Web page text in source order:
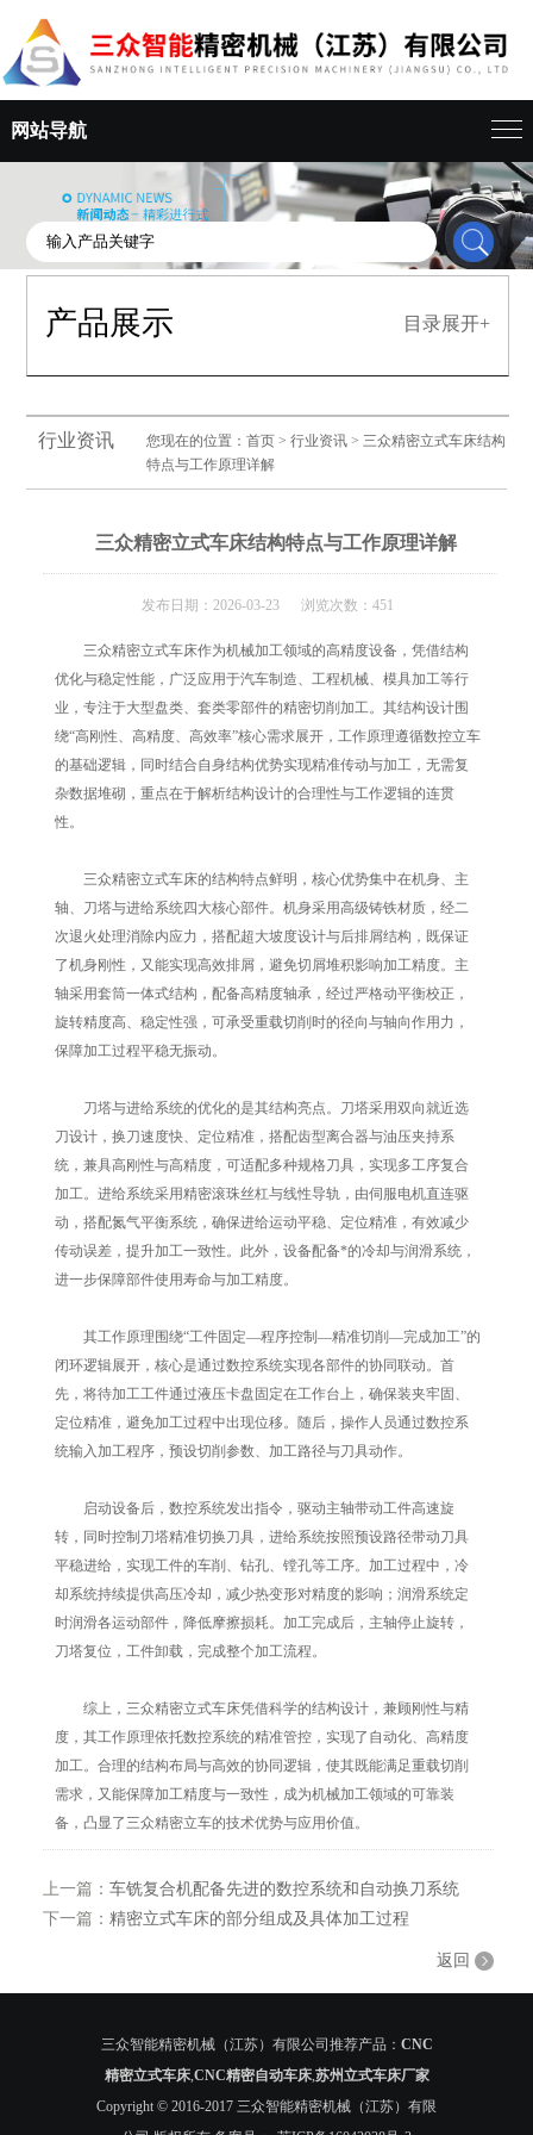
网站导航
产品展示 目录展开+
行业资讯 您现在的位置：首页 >行业资讯 > 三众精密立式车床结构
特点与工作原理详解
三众精密立式车床结构特点与工作原理详解
发布日期：2026-03-23 浏览次数：451
三众精密立式车床作为机械加工领域的高精度设备，凭借结构
优化与稳定性能，广泛应用于汽车制造、工程机械、模具加工等行
业，专注于大型盘类、套类零部件的精密切削加工。其结构设计围
绕“高刚性、高精度、高效率”核心需求展开，工作原理遵循数控立车
的基础逻辑，同时结合自身结构优势实现精准传动与加工，无需复
杂数据堆砌，重点在于解析结构设计的合理性与工作逻辑的连贯
性。
三众精密立式车床的结构特点鲜明，核心优势集中在机身、主
轴、刀塔与进给系统四大核心部件。机身采用高级铸铁材质，经二
次退火处理消除内应力，搭配超大坡度设计与后排屑结构，既保证
了机身刚性，又能实现高效排屑，避免切屑堆积影响加工精度。主
轴采用套筒一体式结构，配备高精度轴承，经过严格动平衡校正，
旋转精度高、稳定性强，可承受重载切削时的径向与轴向作用力，
保障加工过程平稳无振动。
刀塔与进给系统的优化的是其结构亮点。刀塔采用双向就近选
刀设计，换刀速度快、定位精准，搭配齿型离合器与油压夹持系
统，兼具高刚性与高精度，可适配多种规格刀具，实现多工序复合
加工。进给系统采用精密滚珠丝杠与线性导轨，由伺服电机直连驱
动，搭配氮气平衡系统，确保进给运动平稳、定位精准，有效减少
传动误差，提升加工一致性。此外，设备配备*的冷却与润滑系统，
进一步保障部件使用寿命与加工精度。
其工作原理围绕“工件固定—程序控制—精准切削—完成加工”的
闭环逻辑展开，核心是通过数控系统实现各部件的协同联动。首
先，将待加工工件通过液压卡盘固定在工作台上，确保装夹牢固、
定位精准，避免加工过程中出现位移。随后，操作人员通过数控系
统输入加工程序，预设切削参数、加工路径与刀具动作。
启动设备后，数控系统发出指令，驱动主轴带动工件高速旋
转，同时控制刀塔精准切换刀具，进给系统按照预设路径带动刀具
平稳进给，实现工件的车削、钻孔、镗孔等工序。加工过程中，冷
却系统持续提供高压冷却，减少热变形对精度的影响；润滑系统定
时润滑各运动部件，降低摩擦损耗。加工完成后，主轴停止旋转，
刀塔复位，工件卸载，完成整个加工流程。
综上，三众精密立式车床凭借科学的结构设计，兼顾刚性与精
度，其工作原理依托数控系统的精准管控，实现了自动化、高精度
加工。合理的结构布局与高效的协同逻辑，使其既能满足重载切削
需求，又能保障加工精度与一致性，成为机械加工领域的可靠装
备，凸显了三众精密立车的技术优势与应用价值。
上一篇： 车铣复合机配备先进的数控系统和自动换刀系统
下一篇： 精密立式车床的部分组成及具体加工过程
返回
三众智能精密机械（江苏）有限公司推荐产品： CNC
精密立式车床,CNC精密自动车床,苏州立式车床厂家
Copyright © 2016-2017 三众智能精密机械（江苏）有限